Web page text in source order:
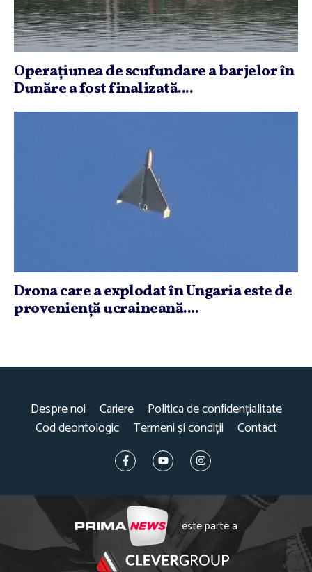
Operaţiunea de scufundare a barjelor în
Dunăre a fost finalizată....
Drona care a explodat în Ungaria este de
provenienţă ucraineană....
Despre noi Cariere
Politica de confidențialitate
Cod deontologic
Termeni și condiții Contact
este parte a